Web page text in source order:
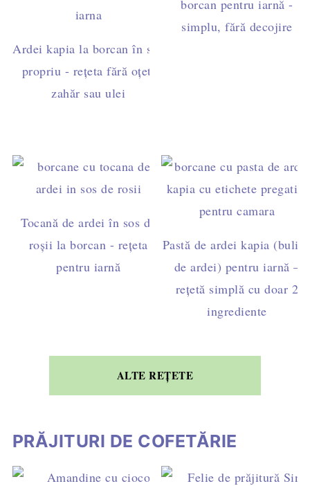
Ardei kapia la borcan în suc
propriu - rețeta fără oțet,
zahăr sau ulei
borcan pentru iarnă -
simplu, fără decojire
Tocană de ardei în sos de
roșii la borcan - rețeta
pentru iarnă
Pastă de ardei kapia
de ardei) pentru iarnă –
rețetă simplă cu doar 2
ingrediente
ALTE REȚETE
PRĂJITURI DE COFETĂRIE